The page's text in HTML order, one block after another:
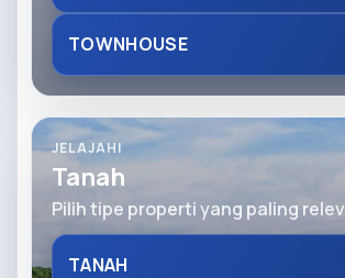
TOWNHOUSE
JELAJAHI
Tanah
Pilih tipe properti yang paling
TANAH